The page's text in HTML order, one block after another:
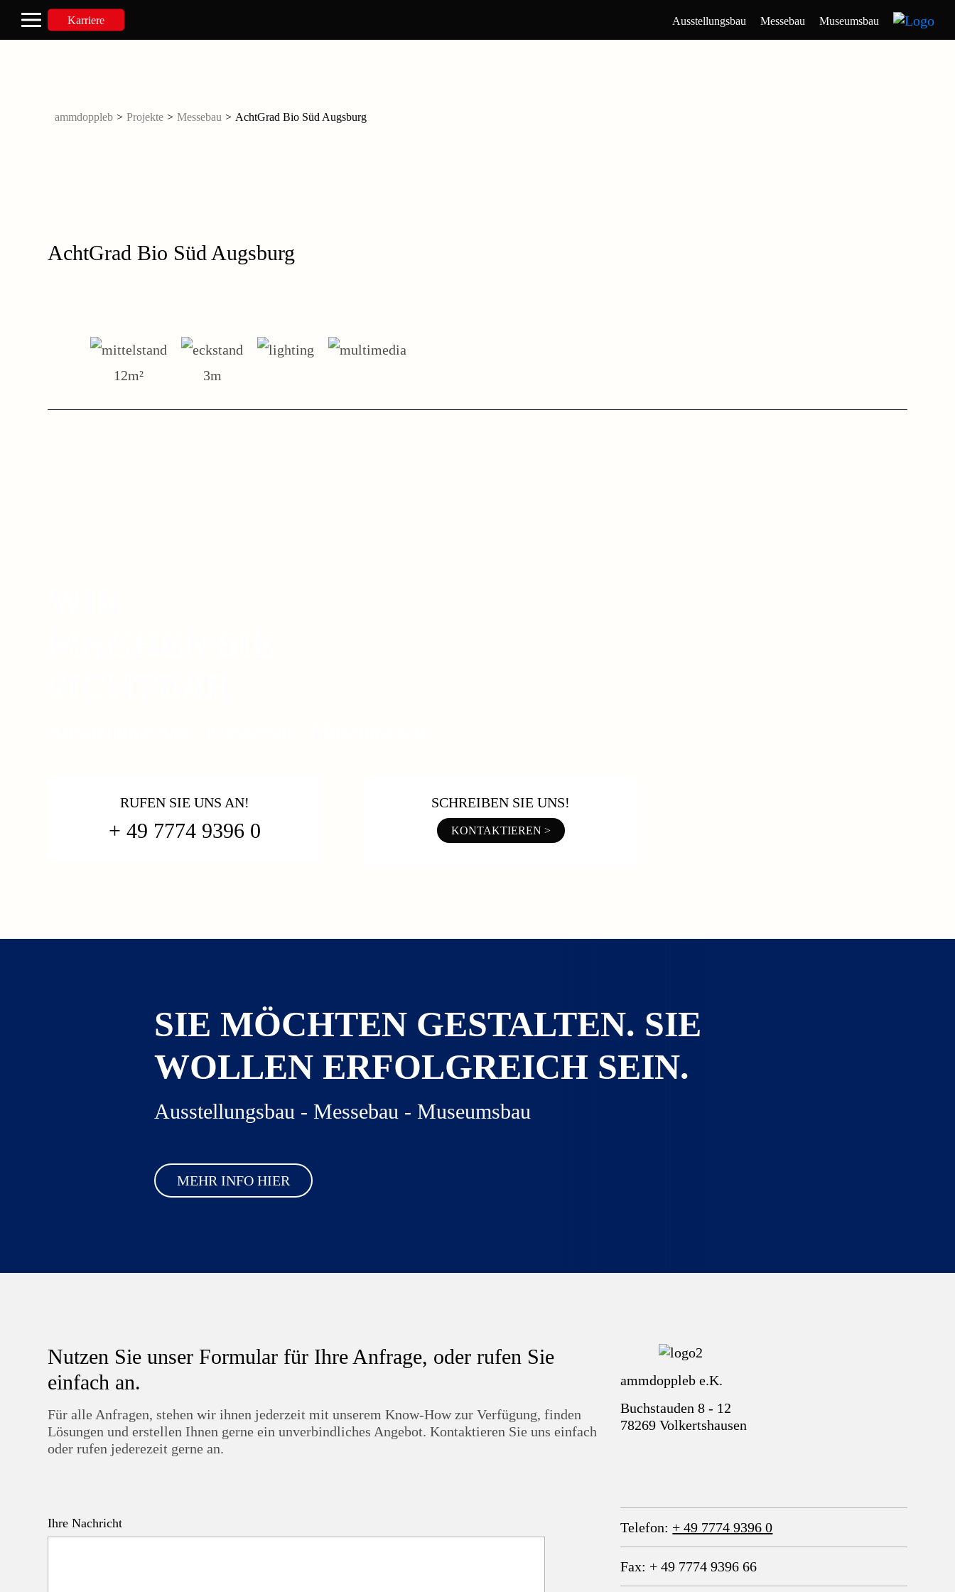
Karriere Ausstellungsbau Messebau Museumsbau
ammdoppleb > Projekte > Messebau > AchtGrad Bio Süd Augsburg
AchtGrad Bio Süd Augsburg
12m² 3m
RUFEN SIE UNS AN!
+ 49 7774 9396 0
SCHREIBEN SIE UNS!
KONTAKTIEREN >
SIE MÖCHTEN GESTALTEN. SIE
WOLLEN ERFOLGREICH SEIN.
Ausstellungsbau - Messebau - Museumsbau
MEHR INFO HIER
Nutzen Sie unser Formular für Ihre Anfrage, oder rufen Sie
einfach an.
Für alle Anfragen, stehen wir ihnen jederzeit mit unserem Know-How zur Verfügung, finden
Lösungen und erstellen Ihnen gerne ein unverbindliches Angebot. Kontaktieren Sie uns einfach
oder rufen jederezeit gerne an.
Ihre Nachricht
ammdoppleb e.K.
Buchstauden 8 - 12
78269 Volkertshausen
Telefon: + 49 7774 9396 0
Fax: + 49 7774 9396 66